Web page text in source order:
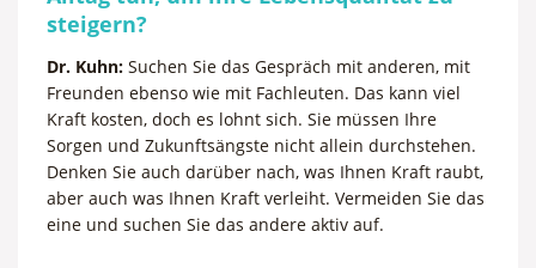
steigern?
Dr. Kuhn: Suchen Sie das Gespräch mit anderen, mit
Freunden ebenso wie mit Fachleuten. Das kann viel
Kraft kosten, doch es lohnt sich. Sie müssen Ihre
Sorgen und Zukunftsängste nicht allein durchstehen.
Denken Sie auch darüber nach, was Ihnen Kraft raubt,
aber auch was Ihnen Kraft verleiht. Vermeiden Sie das
eine und suchen Sie das andere aktiv auf.